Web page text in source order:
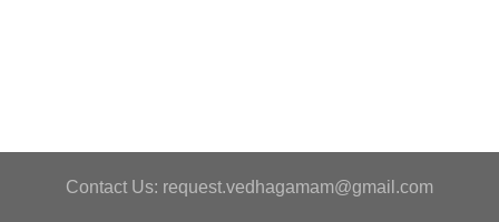
Contact Us: request.vedhagamam@gmail.com